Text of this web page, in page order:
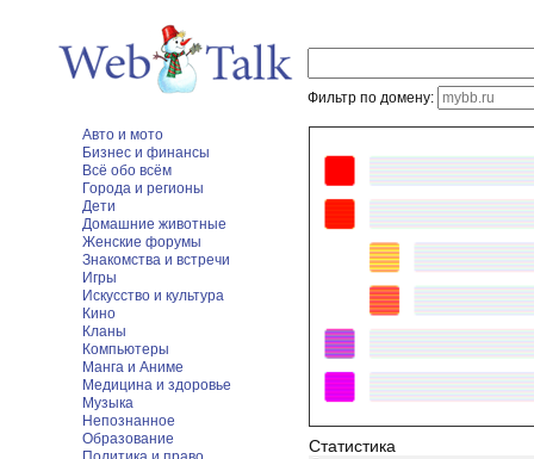
Фильтр по домену:
Авто и мото
Бизнес и финансы
Всё обо всём
Города и регионы
Дети
Домашние животные
Женские форумы
Знакомства и встречи
Игры
Искусство и культура
Кино
Кланы
Компьютеры
Манга и Аниме
Медицина и здоровье
Музыка
Непознанное
Образование
Статистика